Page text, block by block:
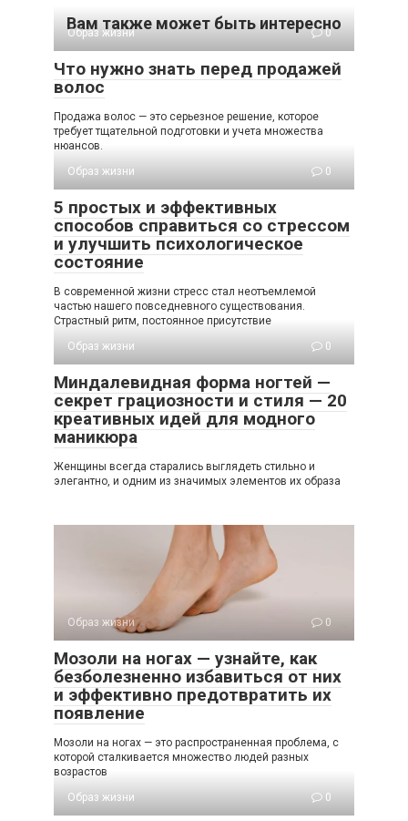
Вам также может быть интересно
Образ жизни 0
Что нужно знать перед продажей
волос
Продажа волос — это серьезное решение, которое
требует тщательной подготовки и учета множества
нюансов.
Образ жизни
0
5 простых и эффективных
способов справиться со стрессом
и улучшить психологическое
состояние
В современной жизни стресс стал неотъемлемой
частью нашего повседневного существования.
Страстный ритм, постоянное присутствие
Образ жизни
0
Миндалевидная форма ногтей —
секрет грациозности и стиля — 20
креативных идей для модного
маникюра
Женщины всегда старались выглядеть стильно и
элегантно, и одним из значимых элементов их образа
Образ жизни 0
Мозоли на ногах — узнайте, как
безболезненно избавиться от них
и эффективно предотвратить их
появление
Мозоли на ногах — это распространенная проблема, с
которой сталкивается множество людей разных
возрастов
Образ жизни
0